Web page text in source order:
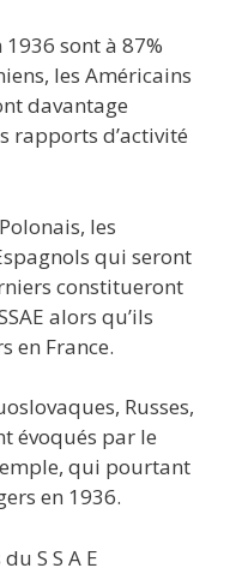
1936 sont à 87%
Ies Américains
davantage
rapports d’activité
les
qui seront
constitueront
alors qu’ils
en France.
Russes,
évoqués par le
qui pourtant
en 1936.
S S A E